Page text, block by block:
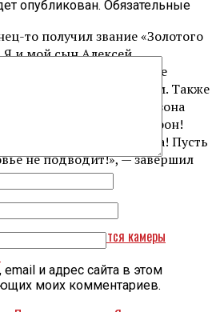
то получил звание «Золотого
Я и мой сын Алексей
награждения, где
лучшим спортсменам. Также
календарь лыжного сезона
Сахалинский марафон!
начала сезона! Пусть
не подводит!», — завершил
архитекторы появятся камеры
опубликован. Обязательные
и адрес сайта в этом
моих комментариев.